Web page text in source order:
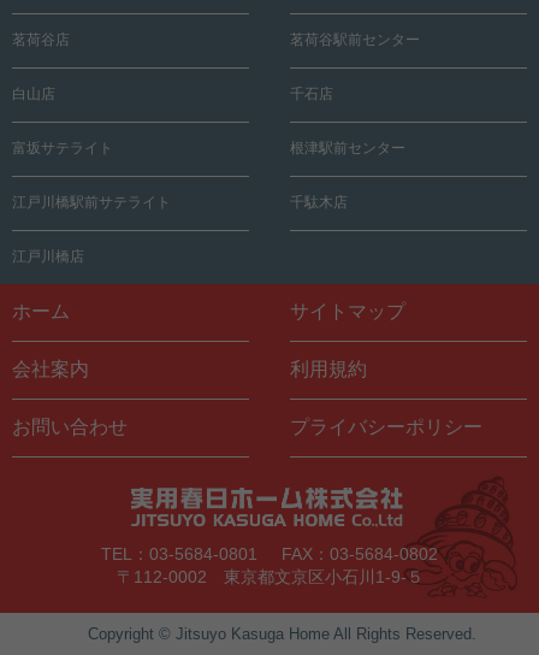
茗荷谷店 茗荷谷駅前センター
白山店 千石店
富坂サテライト 根津駅前センター
江戸川橋駅前サテライト 千駄木店
江戸川橋店
ホーム サイトマップ
会社案内 利用規約
お問い合わせ プライバシーポリシー
TEL：03-5684-0801
FAX：03-5684-0802
〒112-0002 東京都文京区小石川1-9-５
Copyright © Jitsuyo Kasuga Home All Rights Reserved.